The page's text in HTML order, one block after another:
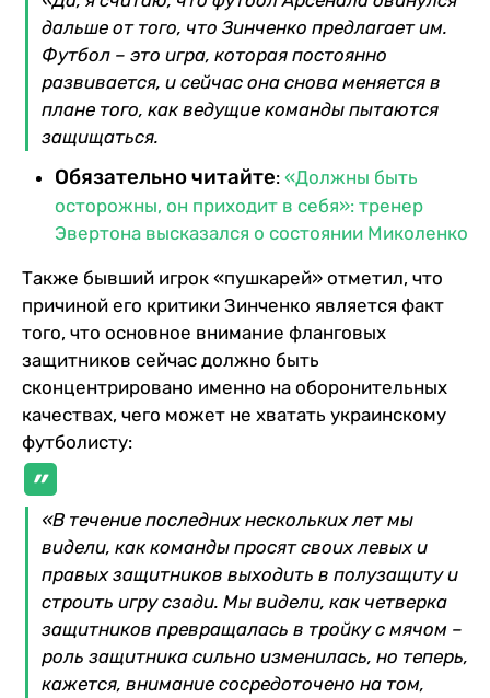
дальше от того, что Зинченко предлагает им.
Футбол – это игра, которая постоянно
развивается, и сейчас она снова меняется в
плане того, как ведущие команды пытаются
защищаться.
Обязательно читайте: «Должны быть
осторожны, он приходит в себя»: тренер
Эвертона высказался о состоянии Миколенко
Также бывший игрок «пушкарей» отметил, что
причиной его критики Зинченко является факт
того, что основное внимание фланговых
защитников сейчас должно быть
сконцентрировано именно на оборонительных
качествах, чего может не хватать украинскому
футболисту:
«В течение последних нескольких лет мы
видели, как команды просят своих левых и
правых защитников выходить в полузащиту и
строить игру сзади. Мы видели, как четверка
защитников превращалась в тройку с мячом –
роль защитника сильно изменилась, но теперь,
кажется, внимание сосредоточено на том,